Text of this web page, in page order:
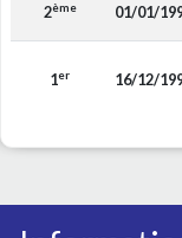
2ème 01/01/
1er 16/12/